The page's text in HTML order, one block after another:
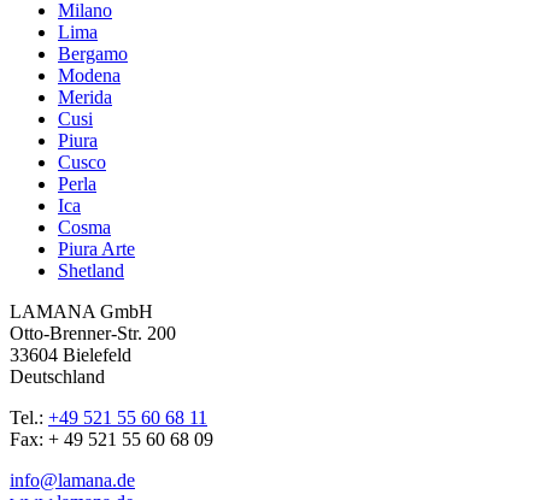
Milano
Lima
Bergamo
Modena
Merida
Cusi
Piura
Cusco
Perla
Ica
Cosma
Piura Arte
Shetland
LAMANA GmbH
Otto-Brenner-Str. 200
33604 Bielefeld
Deutschland
Tel.: +49 521 55 60 68 11
Fax: + 49 521 55 60 68 09
info@lamana.de